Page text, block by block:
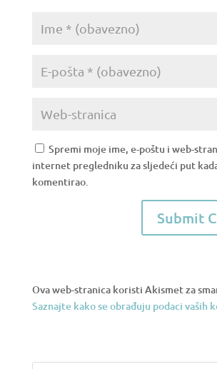
Spremi moje ime, e-poštu i web-
internet pregledniku za sljedeći put
komentirao.
Ova web-stranica koristi Akismet za
Saznajte kako se obrađuju podaci vaših